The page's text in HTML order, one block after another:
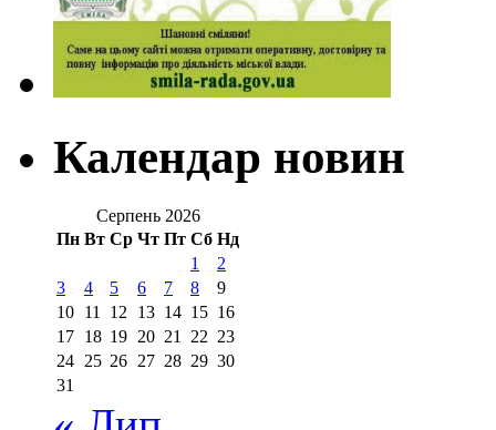
Календар новин
Серпень 2026
Пн Вт Ср Чт Пт Сб Нд
1
2
3
4 5 6 7 8
9
10 11 12 13 14 15 16
17 18 19 20 21 22 23
24 25 26 27 28 29 30
31